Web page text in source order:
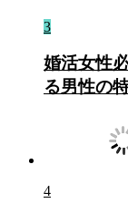
3
婚活女性
る男性の
4